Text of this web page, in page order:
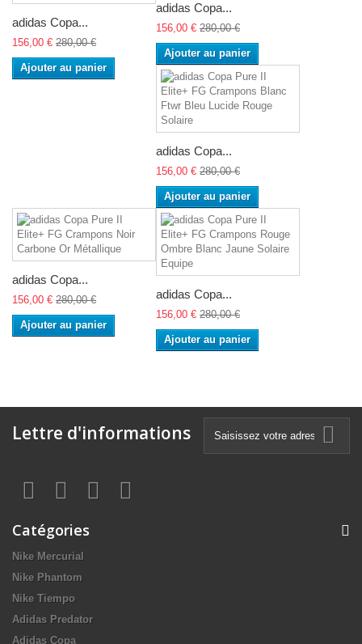
adidas Copa...
156,00 € 280,00 €
Ajouter au panier
adidas Copa...
156,00 € 280,00 €
Ajouter au panier
adidas Copa...
156,00 € 280,00 €
Ajouter au panier
adidas Copa...
156,00 € 280,00 €
Ajouter au panier
adidas Copa...
156,00 € 280,00 €
Ajouter au panier
Lettre d'informations
Catégories
Nike Mercurial
Nike Phantom
Nike Tiempo
Adidas Predator
Adidas Copa